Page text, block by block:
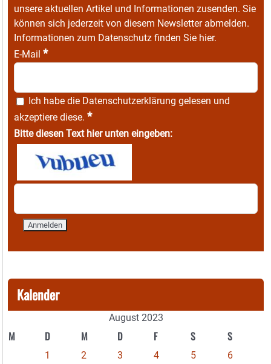
unsere aktuellen Artikel und Informationen zusenden. Sie
können sich jederzeit von diesem Newsletter abmelden.
Informationen zum Datenschutz finden Sie hier.
E-Mail *
Ich habe die Datenschutzerklärung gelesen und
akzeptiere diese. *
Bitte diesen Text hier unten eingeben:
Kalender
August 2023
M D M D F S S
1 2 3 4 5
6